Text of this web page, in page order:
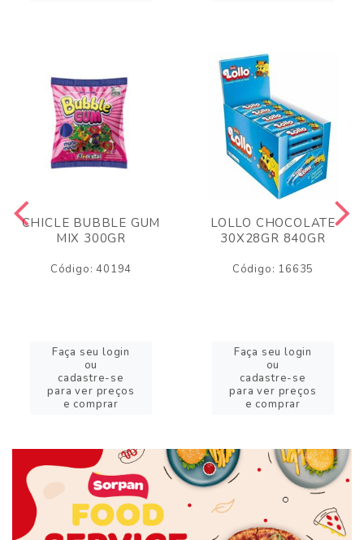
CHICLE BUBBLE GUM
MIX 300GR
Código: 40194
Faça seu login
ou
cadastre-se
para ver preços
e comprar
LOLLO CHOCOLATE
30X28GR 840GR
Código: 16635
Faça seu login
ou
cadastre-se
para ver preços
e comprar